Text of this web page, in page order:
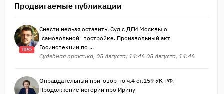
Продвигаемые публикации
ПРО
Снести нельзя оставить. Суд с ДГИ Москвы о
"самовольной" постройке. Произвольный акт
Госинспекции по ...
Судебная практика, 05 Августа, 14:46 05 Августа, 14:46
Оправдательный приговор по ч.4 ст.159 УК РФ.
Продолжение истории про Ирину